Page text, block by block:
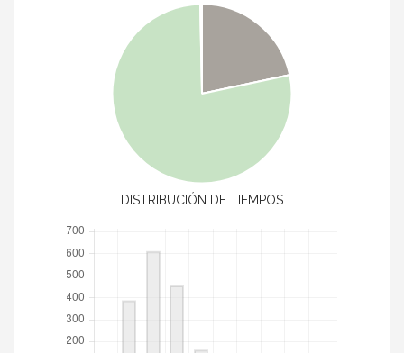
DISTRIBUCIÓN DE TIEMPOS